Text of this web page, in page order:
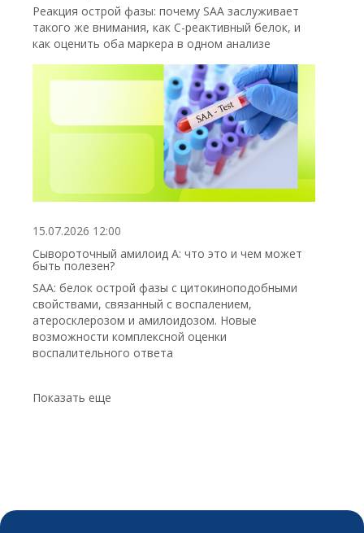
Реакция острой фазы: почему SAA заслуживает
такого же внимания, как С-реактивный белок, и
как оценить оба маркера в одном анализе
15.07.2026 12:00
Сывороточный амилоид А: что это и чем может
быть полезен?
SAA: белок острой фазы с цитокиноподобными
свойствами, связанный с воспалением,
атеросклерозом и амилоидозом. Новые
возможности комплексной оценки
воспалительного ответа
Показать еще